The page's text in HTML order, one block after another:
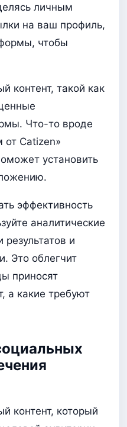
личным
на ваш профиль,
чтобы
контент, такой как
Что-то вроде
от Catizen»
установить
эффективность
аналитические
и
Это облегчит
приносят
а какие требуют
контент, который